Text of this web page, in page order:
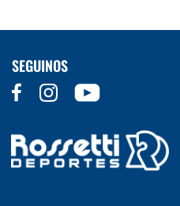
SEGUINOS